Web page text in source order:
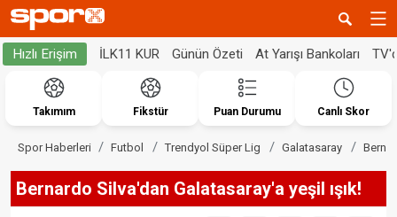
Hızlı Erişim İLK11 KUR Günün Özeti At Yarışı Bankoları
Takımım Fikstür Puan Durumu Canlı Skor
Spor Haberleri Futbol Trendyol Süper Lig Galatasaray
Bernardo Silva'dan Galatasaray'a yeşil ışık!